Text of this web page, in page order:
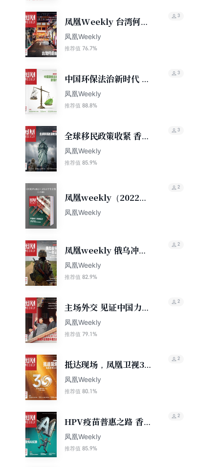
凤凰Weekly 台湾何处
去（2024年第5期）
凤凰Weekly
推荐值 76.7%
3
中国环保法治新时代 香
港凤凰周刊2026年第13
期
凤凰Weekly
推荐值 88.8%
3
全球移民政策收紧 香港
凤凰周刊2026年第2期
凤凰Weekly
推荐值 85.9%
3
凤凰weekly（2022年
全年合集）
凤凰Weekly
2
凤凰weekly 俄乌冲突
一年纪（2023年第6
期）
凤凰Weekly
推荐值 82.9%
2
主场外交 见证中国力量
香港凤凰Weekly2025
年第28期
凤凰Weekly
推荐值 79.1%
2
抵达现场，凤凰卫视30
年 香港凤凰周刊2026
年第9期
凤凰Weekly
推荐值 80.1%
2
HPV疫苗普惠之路 香港
凤凰周刊2026年第4期
凤凰Weekly
推荐值 85.9%
2